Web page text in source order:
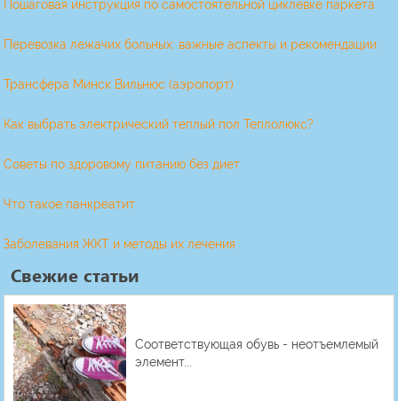
Пошаговая инструкция по самостоятельной циклевке паркета
Перевозка лежачих больных: важные аспекты и рекомендации
Трансфера Минск Вильнюс (аэропорт)
Как выбрать электрический теплый пол Теплолюкс?
Советы по здоровому питанию без диет
Что такое панкреатит
Заболевания ЖКТ и методы их лечения
Свежие статьи
Соответствующая обувь - неотъемлемый
элемент...